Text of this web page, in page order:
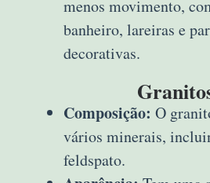
menos movimento,
banheiro, lareiras e
decorativas.
Composição: O
vários minerais,
feldspato.